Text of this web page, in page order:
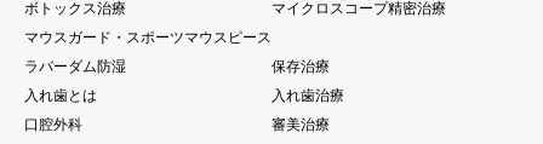
ボトックス治療
マイクロスコープ精密治療
マウスガード・スポーツマウスピース
ラバーダム防湿
保存治療
入れ歯とは
入れ歯治療
口腔外科
審美治療